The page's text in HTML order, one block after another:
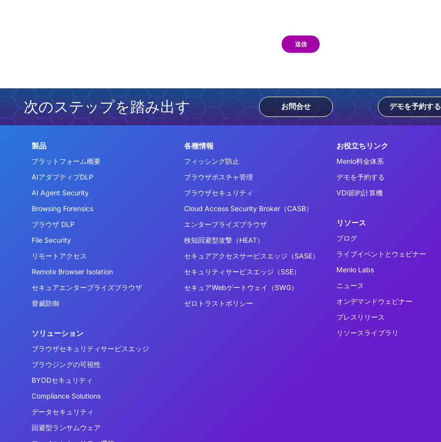
送信
次のステップを踏み出す お問合せ デモを予約する
製品
プラットフォーム概要
AIアダプティブDLP
AI Agent Security
Browsing Forensics
ブラウザ DLP
File Security
リモートアクセス
Remote Browser Isolation
セキュアエンタープライズブラウザ
脅威防御
ソリューション
ブラウザセキュリティサービスエッジ
ブラウジングの可視性
BYODセキュリティ
Compliance Solutions
データセキュリティ
回避型ランサムウェア
各種情報
フィッシング防止
ブラウザポスチャ管理
ブラウザセキュリティ
Cloud Access Security Broker（CASB）
エンタープライズブラウザ
検知回避型攻撃（HEAT）
セキュアアクセスサービスエッジ（SASE）
セキュリティサービスエッジ（SSE）
セキュアWebゲートウェイ（SWG）
ゼロトラストポリシー
お役立ちリンク
Menlo料金体系
デモを予約する
VDI節約計算機
リソース
ブログ
ライブイベントとウェビナー
Menlo Labs
ニュース
オンデマンドウェビナー
プレスリリース
リソースライブラリ